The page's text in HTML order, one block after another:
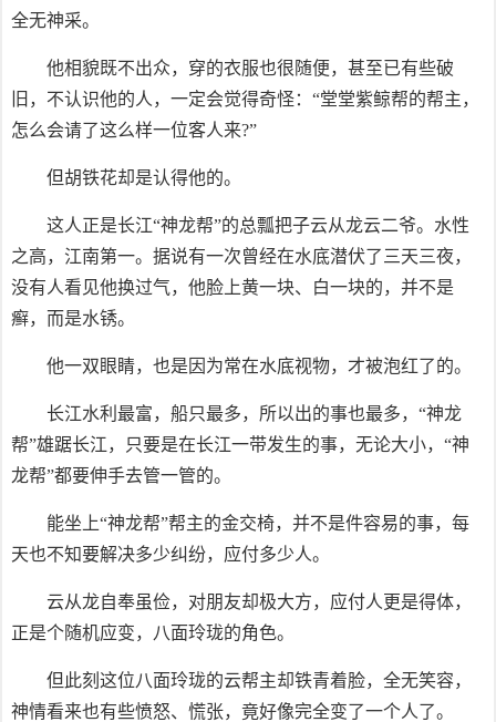
全无神采。
他相貌既不出众，穿的衣服也很随便，甚至已有些破
旧，不认识他的人，一定会觉得奇怪：“堂堂紫鲸帮的帮主，
怎么会请了这么样一位客人来?”
但胡铁花却是认得他的。
这人正是长江“神龙帮”的总瓢把子云从龙云二爷。水性
之高，江南第一。据说有一次曾经在水底潜伏了三天三夜，
没有人看见他换过气，他脸上黄一块、白一块的，并不是
癣，而是水锈。
他一双眼睛，也是因为常在水底视物，才被泡红了的。
长江水利最富，船只最多，所以出的事也最多，“神龙
帮”雄踞长江，只要是在长江一带发生的事，无论大小，“神
龙帮”都要伸手去管一管的。
能坐上“神龙帮”帮主的金交椅，并不是件容易的事，每
天也不知要解决多少纠纷，应付多少人。
云从龙自奉虽俭，对朋友却极大方，应付人更是得体，
正是个随机应变，八面玲珑的角色。
但此刻这位八面玲珑的云帮主却铁青着脸，全无笑容，
神情看来也有些愤怒、慌张，竟好像完全变了一个人了。